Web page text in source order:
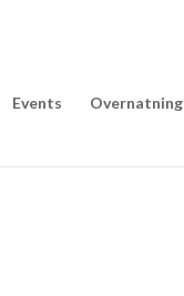
Events Overnatning